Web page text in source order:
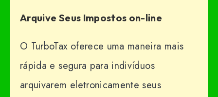
Arquive Seus Impostos on-line
O TurboTax oferece uma maneira mais
rápida e segura para indivíduos
arquivarem eletronicamente seus